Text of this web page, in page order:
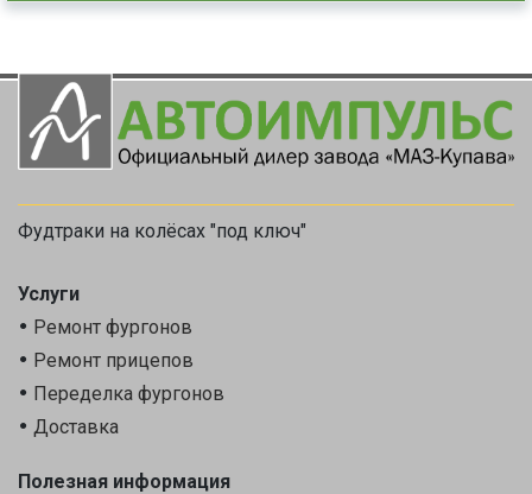
Фудтраки на колёсах "под ключ"
Услуги
Ремонт фургонов
Ремонт прицепов
Переделка фургонов
Доставка
Полезная информация